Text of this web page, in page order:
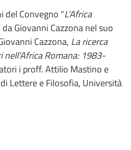
del Convegno "L'Africa
daGiovanni Cazzona nel suo
Cazzona, La ricerca
nell'Africa Romana: 1983-
i proff. Attilio Mastino e
Lettere e Filosofia, Università